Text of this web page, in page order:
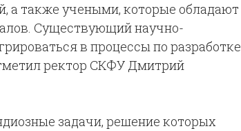
а также учеными, которые обладают
Существующий научно-
в процессы по разработке
ректор СКФУ Дмитрий
задачи, решение которых